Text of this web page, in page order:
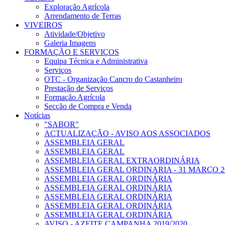
Exploração Agrícola
Arrendamento de Terras
VIVEIROS
Atividade/Objetivo
Galeria Imagens
FORMAÇÃO E SERVIÇOS
Equipa Técnica e Administrativa
Serviços
OTC - Organização Cancro do Castanheiro
Prestação de Serviços
Formação Agrícola
Secção de Compra e Venda
Notícias
"SABOR"
ACTUALIZAÇÃO - AVISO AOS ASSOCIADOS
ASSEMBLEIA GERAL
ASSEMBLEIA GERAL
ASSEMBLEIA GERAL EXTRAORDINÁRIA
ASSEMBLEIA GERAL ORDINARIA - 31 MARÇO
ASSEMBLEIA GERAL ORDINÁRIA
ASSEMBLEIA GERAL ORDINÁRIA
ASSEMBLEIA GERAL ORDINÁRIA
ASSEMBLEIA GERAL ORDINÁRIA
ASSEMBLEIA GERAL ORDINÁRIA